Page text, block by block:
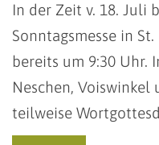
In der Zeit v. 18. Juli
Sonntagsmesse in
bereits um 9:30 Uhr.
Neschen,
teilweise